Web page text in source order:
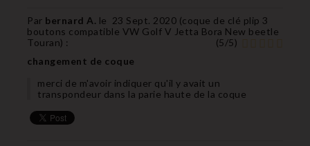
Par bernard A. le 23 Sept. 2020 (coque de clé plip 3
boutons compatible VW Golf V Jetta Bora New beetle
Touran) : (5/5)
changement de coque
merci de m'avoir indiquer qu'il y avait un
transpondeur dans la parie haute de la coque